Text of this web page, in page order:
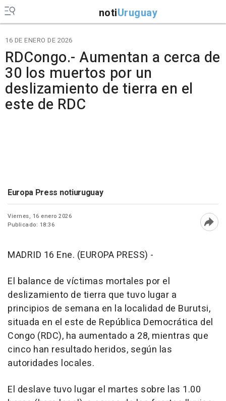
notiUruguay
16 DE ENERO DE 2026
RDCongo.- Aumentan a cerca de
30 los muertos por un
deslizamiento de tierra en el
este de RDC
Europa Press notiuruguay
Viernes, 16 enero 2026
Publicado: 18:36
MADRID 16 Ene. (EUROPA PRESS) -
El balance de víctimas mortales por el
deslizamiento de tierra que tuvo lugar a
principios de semana en la localidad de Burutsi,
situada en el este de República Democrática del
Congo (RDC), ha aumentado a 28, mientras que
cinco han resultado heridos, según las
autoridades locales.
El deslave tuvo lugar el martes sobre las 1.00